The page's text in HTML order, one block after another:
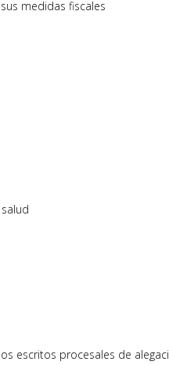
medidas fiscales
escritos procesales de